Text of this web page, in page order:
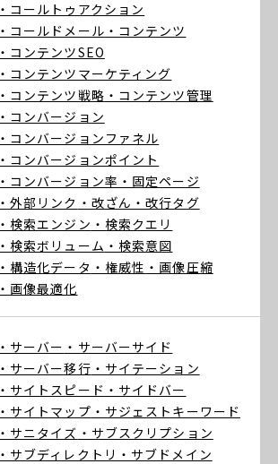
・コールトゥアクション
・コールドメール ・コンテンツ
・コンテンツSEO
・コンテンツマーケティング
・コンテンツ戦略 ・コンテンツ管理
・コンバージョン
・コンバージョンファネル
・コンバージョンポイント
・コンバージョン率 ・固定ページ
・外部リンク ・改ざん ・改行タグ
・検索エンジン ・検索クエリ
・検索ボリューム ・検索意図
・構造化データ ・権威性 ・画像圧縮
・画像最適化
・サーバー ・サーバーサイド
・サーバー移行 ・サイテーション
・サイトスピード ・サイドバー
・サイトマップ ・サジェストキーワード
・サニタイズ ・サブスクリプション
・サブディレクトリ ・サブドメイン